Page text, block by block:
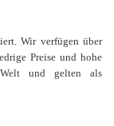
Wir verfügen über
Preise und hohe
und gelten als